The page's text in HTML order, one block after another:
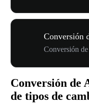
Conversión
Conversión
Conversión de
de tipos de